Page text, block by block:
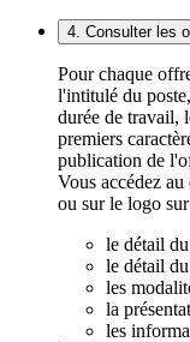
4. Consulter les
Pour chaque
l'intitulé du
durée de travail,
premiers
publication de
Vous accédez
ou sur le logo
le détail
le détail
les
la
les